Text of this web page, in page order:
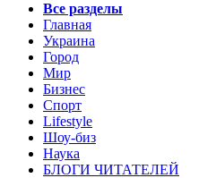
Все разделы
Главная
Украина
Город
Мир
Бизнес
Спорт
Lifestyle
Шоу-биз
Наука
БЛОГИ ЧИТАТЕЛЕЙ